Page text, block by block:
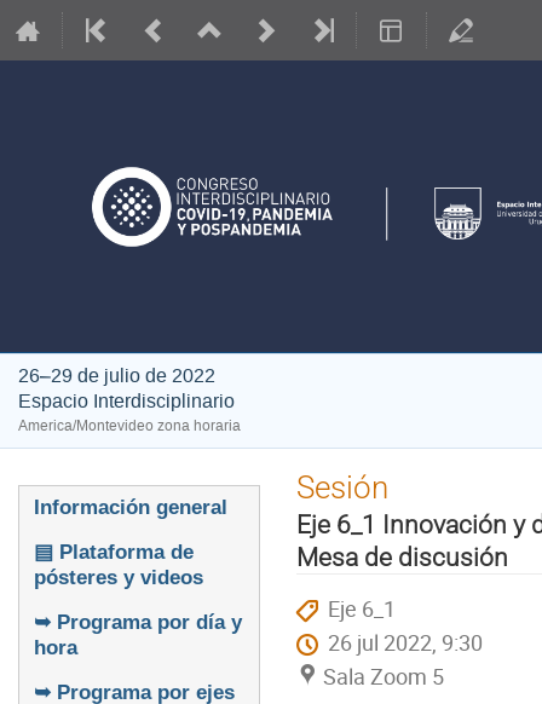
26–29 de julio de 2022
Espacio Interdisciplinario
America/Montevideo zona horaria
Event
menu
Información general
▤ Plataforma de
pósteres y videos
➥ Programa por día y
hora
➥ Programa por ejes
Sesión
Eje 6_1 Innovación y
Mesa de discusión
Eje 6_1
26 jul 2022, 9:30
Sala Zoom 5